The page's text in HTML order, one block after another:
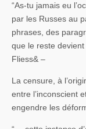
“As-tu jamais eu
par les Russes au
phrases, des
que le reste
Fliess& –
La censure, à
entre l’inconscient
engendre les